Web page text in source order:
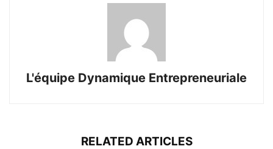
L'équipe Dynamique Entrepreneuriale
RELATED ARTICLES